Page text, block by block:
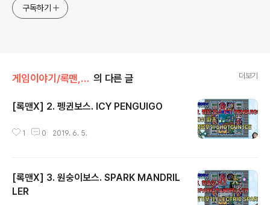
구독하기
게임이야기/록맨, 메가맨 의 다른 글 더보기
[록맨X] 2. 펭귄보스. ICY PENGUIGO
1 0 2019. 6. 5.
[록맨X] 3. 원숭이보스. SPARK MANDRIL
LER